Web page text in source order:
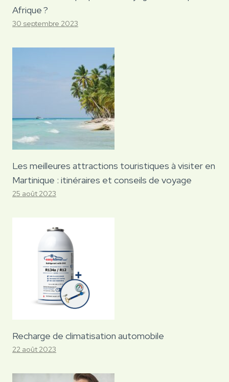
Afrique ?
30 septembre 2023
Les meilleures attractions touristiques à visiter en
Martinique : itinéraires et conseils de voyage
25 août 2023
Recharge de climatisation automobile
22 août 2023